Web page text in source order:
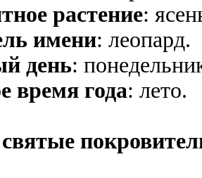
растение:
имени: леопард.
день:
время года: лето.